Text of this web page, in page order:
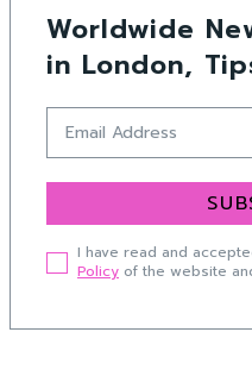
Worldwide
in London,
I have read and
Policy of the website